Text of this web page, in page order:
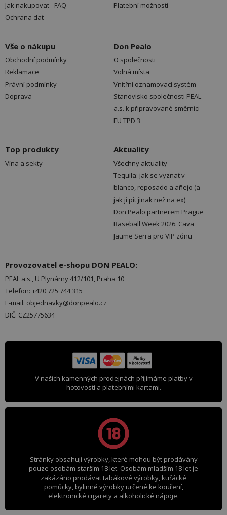
Jak nakupovat - FAQ
Ochrana dat
Platební možnosti
Vše o nákupu
Obchodní podmínky
Reklamace
Právní podmínky
Doprava
Don Pealo
O společnosti
Volná místa
Vnitřní oznamovací systém
Stanovisko společnosti PEAL
a.s. k připravované směrnici
EU TPD 3
Top produkty
Vína a sekty
Aktuality
Všechny aktuality
Tequila: jak se vyznat v
blanco, reposado a añejo (a
jak ji pít jinak než na ex)
Don Pealo partnerem Prague
Baseball Week 2026. Cava
Jaume Serra pro VIP zónu
Provozovatel e-shopu DON PEALO:
PEAL a.s., U Plynárny 412/101, Praha 10
Telefon: +420 725 744 315
E-mail: objednavky@donpealo.cz
DIČ: CZ25775634
V našich kamenných prodejnách přijímáme platby v
hotovosti a platebními kartami.
Stránky obsahují výrobky, které mohou být prodávány
pouze osobám starším 18 let. Osobám mladším 18 let je
zakázáno prodávat tabákové výrobky, kuřácké
pomůcky, bylinné výrobky určené ke kouření,
elektronické cigarety a alkoholické nápoje.